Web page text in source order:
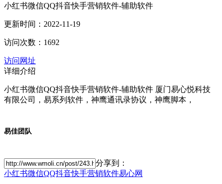
小红书微信QQ抖音快手营销软件-辅助软件
更新时间：2022-11-19
访问次数：1692
访问网址
详细介绍
小红书微信QQ抖音快手营销软件-辅助软件 厦门易心悦科技
有限公司，易系列软件，神鹰通讯录协议，神鹰脚本，
易佳团队
分享到：
小红书微信QQ抖音快手营销软件易心网